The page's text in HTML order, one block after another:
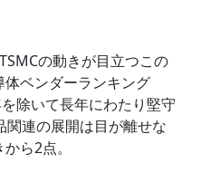
の動きが目立つこの
ベンダーランキング
除いて長年にわたり堅守
連の展開は目が離せな
ら2点。